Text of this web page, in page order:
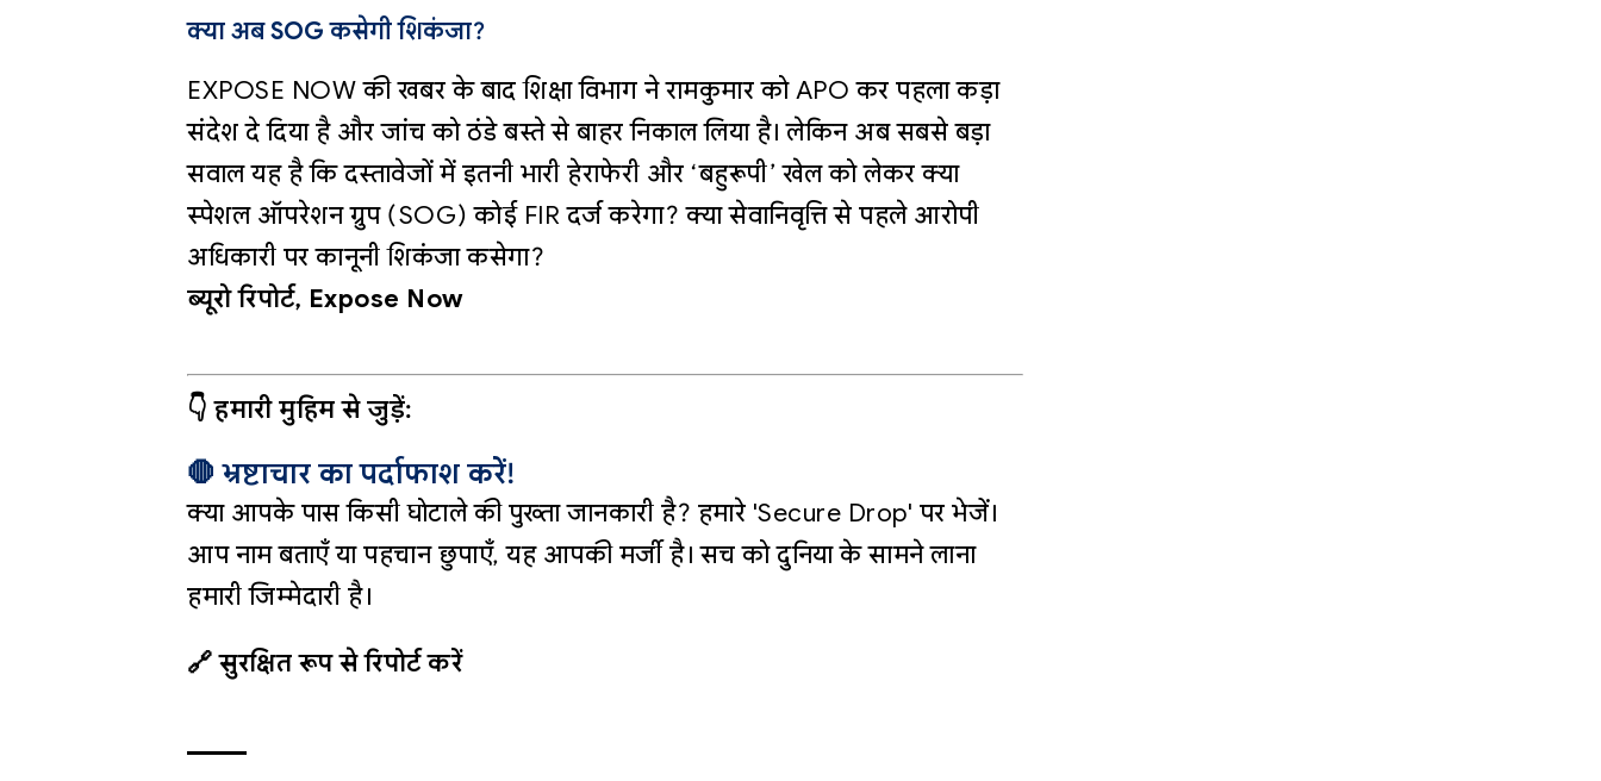
क्या अब SOG कसेगी शिकंजा?
EXPOSE NOW की खबर के बाद शिक्षा विभाग ने रामकुमार को APO कर पहला कड़ा
संदेश दे दिया है और जांच को ठंडे बस्ते से बाहर निकाल लिया है। लेकिन अब सबसे बड़ा
सवाल यह है कि दस्तावेजों में इतनी भारी हेराफेरी और ‘बहुरूपी’ खेल को लेकर क्या
स्पेशल ऑपरेशन ग्रुप (SOG) कोई FIR दर्ज करेगा? क्या सेवानिवृत्ति से पहले आरोपी
अधिकारी पर कानूनी शिकंजा कसेगा?
ब्यूरो रिपोर्ट, Expose Now
👇 हमारी मुहिम से जुड़ें:
🛑 भ्रष्टाचार का पर्दाफाश करें!
क्या आपके पास किसी घोटाले की पुख्ता जानकारी है? हमारे 'Secure Drop' पर भेजें।
आप नाम बताएँ या पहचान छुपाएँ, यह आपकी मर्जी है। सच को दुनिया के सामने लाना
हमारी जिम्मेदारी है।
🔗 सुरक्षित रूप से रिपोर्ट करें